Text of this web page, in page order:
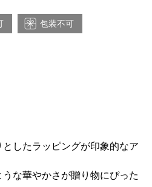
包装不可
としたラッピングが印象的なア
な華やかさが贈り物にぴった